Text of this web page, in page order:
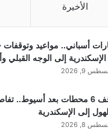
الأخيرة
إلى الوجه القبلي
9, 2026
إلى الإسكندرية
8, 2026